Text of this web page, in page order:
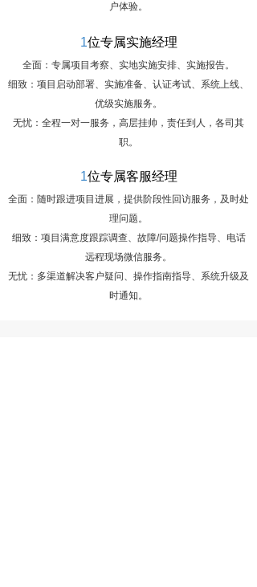
户体验。
1位专属实施经理
全面：专属项目考察、实地实施安排、实施报告。
细致：项目启动部署、实施准备、认证考试、系统上线、
优级实施服务。
无忧：全程一对一服务，高层挂帅，责任到人，各司其
职。
1位专属客服经理
全面：随时跟进项目进展，提供阶段性回访服务，及时处
理问题。
细致：项目满意度跟踪调查、故障/问题操作指导、电话
远程现场微信服务。
无忧：多渠道解决客户疑问、操作指南指导、系统升级及
时通知。